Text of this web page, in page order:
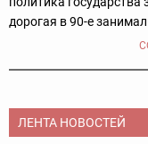
дорогая в 90-е
ЛЕНТА НОВОСТЕЙ